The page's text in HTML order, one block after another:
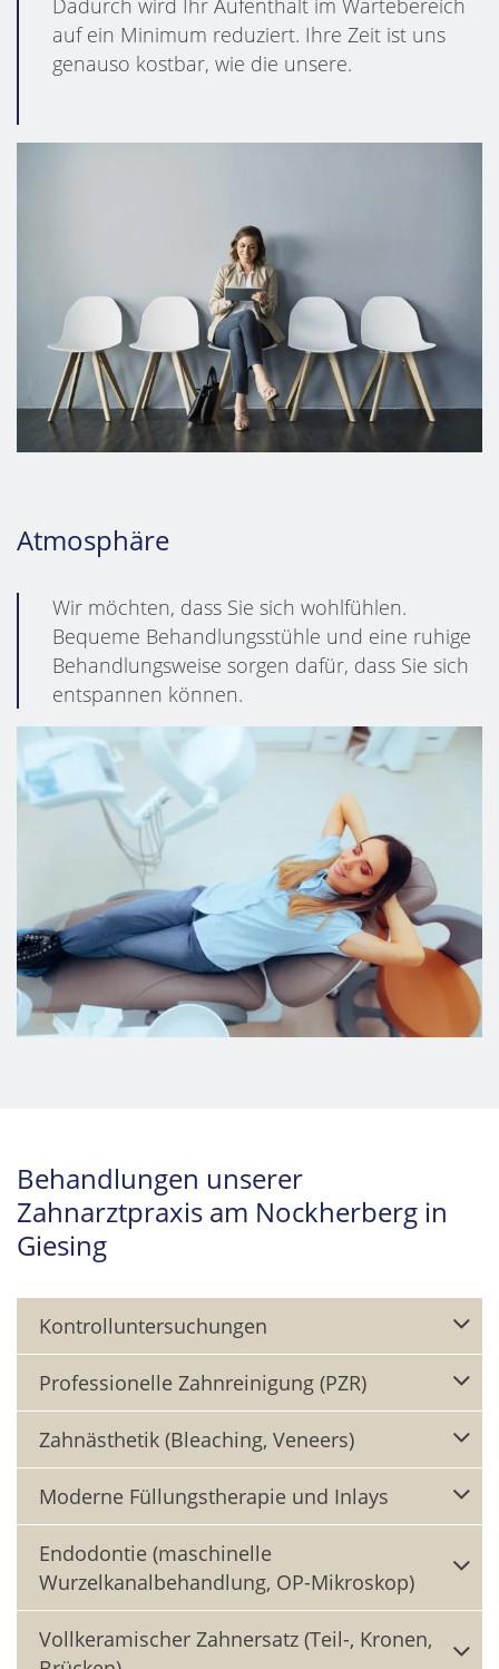
auf ein Minimum reduziert. Ihre Zeit ist uns
genauso kostbar, wie die unsere.
Atmosphäre
Wir möchten, dass Sie sich wohlfühlen.
Bequeme Behandlungsstühle und eine ruhige
Behandlungsweise sorgen dafür, dass Sie sich
entspannen können.
Behandlungen unserer
Zahnarztpraxis am Nockherberg in
Giesing
Kontrolluntersuchungen
Professionelle Zahnreinigung (PZR)
Zahnästhetik (Bleaching, Veneers)
Moderne Füllungstherapie und Inlays
Endodontie (maschinelle
Wurzelkanalbehandlung, OP-Mikroskop)
Vollkeramischer Zahnersatz (Teil-, Kronen,